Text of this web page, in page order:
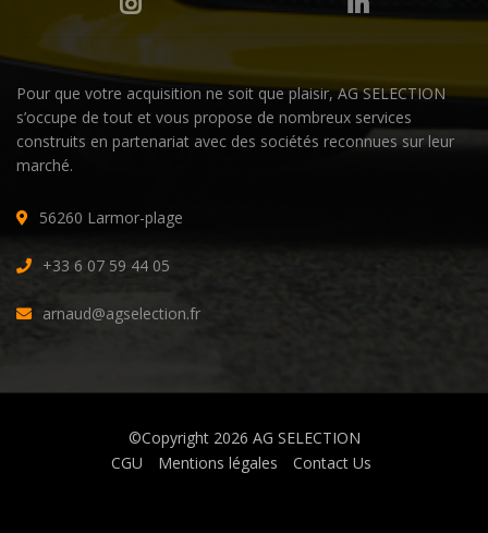
Pour que votre acquisition ne soit que plaisir, AG SELECTION
s’occupe de tout et vous propose de nombreux services
construits en partenariat avec des sociétés reconnues sur leur
marché.
56260 Larmor-plage
+33 6 07 59 44 05
arnaud@agselection.fr
©Copyright 2026 AG SELECTION
CGU
Mentions légales Contact Us